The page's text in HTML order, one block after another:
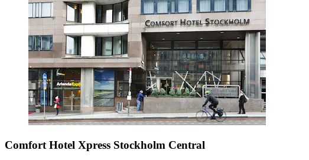
Comfort Hotel Xpress Stockholm Central